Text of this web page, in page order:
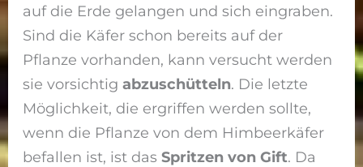
auf die Erde gelangen und sich eingraben.
Sind die Käfer schon bereits auf der
Pflanze vorhanden, kann versucht werden
sie vorsichtigabzuschütteln. Die letzte
Möglichkeit, die ergriffen werden sollte,
wenn die Pflanze von dem Himbeerkäfer
befallen ist, ist dasSpritzen von Gift. Da